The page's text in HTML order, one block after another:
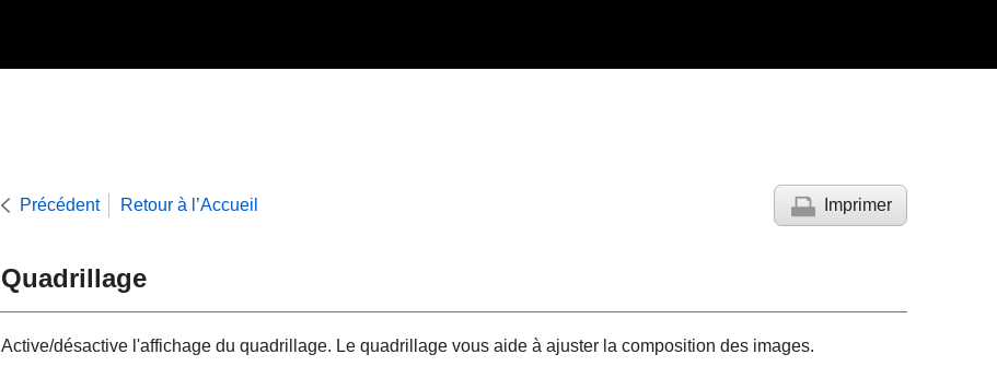
Précédent Retour à l’Accueil Imprimer
Quadrillage
Active/désactive l'affichage du quadrillage. Le quadrillage vous aide à ajuster la composition des images.